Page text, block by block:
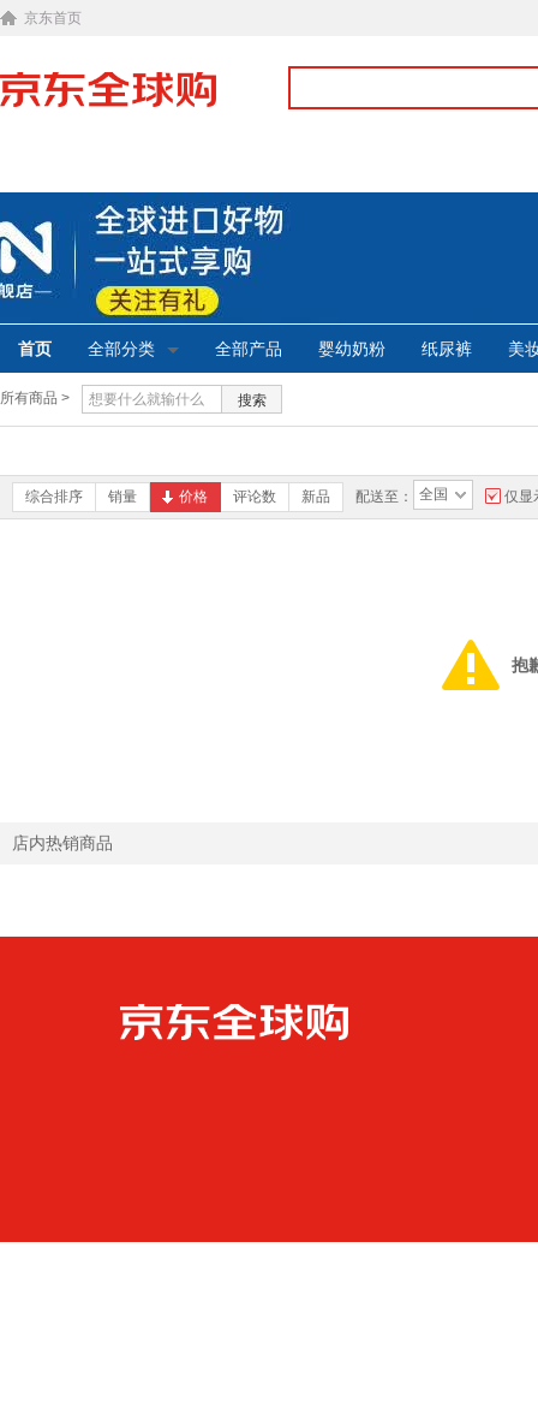
京东首页
首页 全部分类 全部产品 婴幼奶粉 纸尿裤 美
所有商品 > 搜索
综合排序 销量 价格 评论数 新品 配送至： 全国 仅显
抱
店内热销商品